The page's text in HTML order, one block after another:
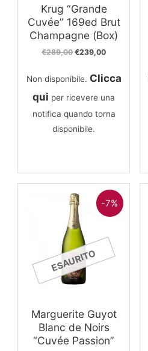
Krug “Grande
Cuvée” 169ed Brut
Champagne (Box)
€289,00 Il
era:
€239,00Il
è:
Non disponibile. Clicca
qui per ricevere una
notifica quando torna
disponibile.
-7%
ESAURITO
Marguerite Guyot
Blanc de Noirs
“Cuvée Passion”